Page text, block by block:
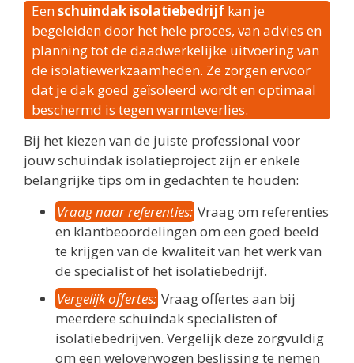
Eenschuindak isolatiebedrijf kan je
begeleiden door het hele proces, van advies en
planning tot de daadwerkelijke uitvoering van
de isolatiewerkzaamheden. Ze zorgen ervoor
dat je dak goed geïsoleerd wordt en optimaal
beschermd is tegen warmteverlies.
Bij het kiezen van de juiste professional voor
jouw schuindak isolatieproject zijn er enkele
belangrijke tips om in gedachten te houden:
Vraag naar referenties: Vraag om referenties
en klantbeoordelingen om een goed beeld
te krijgen van de kwaliteit van het werk van
de specialist of het isolatiebedrijf.
Vergelijk offertes: Vraag offertes aan bij
meerdere schuindak specialisten of
isolatiebedrijven. Vergelijk deze zorgvuldig
om een weloverwogen beslissing te nemen